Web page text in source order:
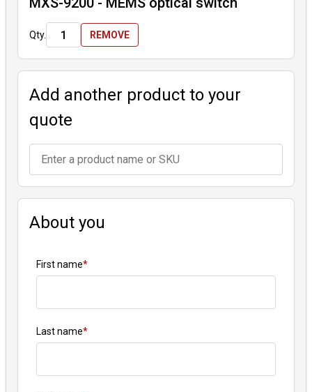
Partner
Suppliers
Qty. REMOVE
Add another product to your
quote
About you
*
First name
*
Last name